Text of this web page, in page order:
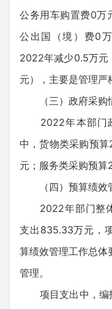
公务用车购置费0万
公出国（境）费0
2022年减少0.5万元
元），主要是管理严
（三）政府采购
2022年本部门政
中，货物类采购预
元；服务类采购预算
（四）预算绩效
2022年部门整体
支出835.33万元，
算绩效管理工作总体
管理。
项目支出中，编